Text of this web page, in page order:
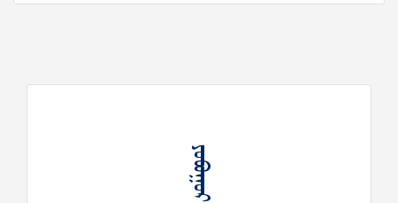
ᠶᠣᠪᠤᠭᠤᠷ